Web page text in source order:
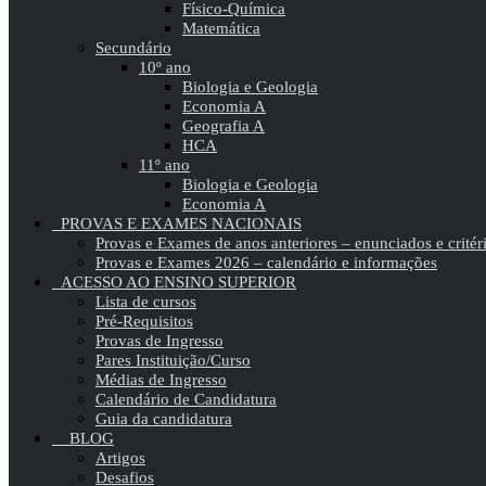
Físico-Química
Matemática
Secundário
10º ano
Biologia e Geologia
Economia A
Geografia A
HCA
11º ano
Biologia e Geologia
Economia A
PROVAS E EXAMES NACIONAIS
Provas e Exames de anos anteriores – enunciados e
Provas e Exames 2026 – calendário e informações
ACESSO AO ENSINO SUPERIOR
Lista de cursos
Pré-Requisitos
Provas de Ingresso
Pares Instituição/Curso
Médias de Ingresso
Calendário de Candidatura
Guia da candidatura
BLOG
Artigos
Desafios